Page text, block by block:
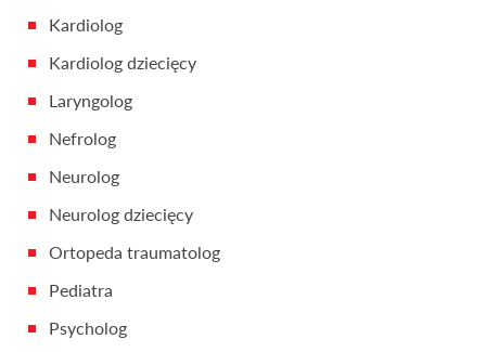
Kardiolog
Kardiolog dziecięcy
Laryngolog
Nefrolog
Neurolog
Neurolog dziecięcy
Ortopeda traumatolog
Pediatra
Psycholog